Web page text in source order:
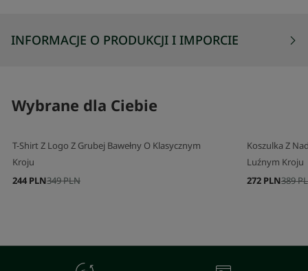
INFORMACJE O PRODUKCJI I IMPORCIE
Wybrane dla Ciebie
T-Shirt Z Logo Z Grubej Bawełny O Klasycznym
Kroju
349 PLN
244 PLN
Koszulka Z
Luźnym Kroju
389
272 PLN